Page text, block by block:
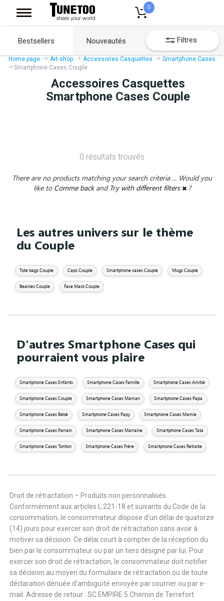
0
Bestsellers Nouveautés Filtres
Home page Art-shop Accessoires Casquettes
Smartphone Cases
Smartphone Cases Couple
Accessoires Casquettes
Smartphone Cases Couple
0 résultats trouvés
There are no products matching your search criteria ... Would you
like to Comme back and Try with different filters ?
Les autres univers sur le thème
du Couple
Tote bags Couple Caps Couple Smartphone cases Couple Mugs Couple
Beanies Couple Face Mask Couple
D'autres Smartphone Cases qui
pourraient vous plaire
Smartphone Cases Enfants Smartphone Cases Famille Smartphone Cases Amitié
Smartphone Cases Couple Smartphone Cases Maman Smartphone Cases Papa
Smartphone Cases Bébé Smartphone Cases Papy Smartphone Cases Mamie
Smartphone Cases Parrain Smartphone Cases Marraine Smartphone Cases Tata
Smartphone Cases Tonton Smartphone Cases Frère Smartphone Cases Retraite
Droit de rétractation – Produits non personnalisés
Conformément aux articles L.221-18 et suivants du Code de la
consommation, le consommateur dispose d’un délai de quatorze
(14) jours pour exercer son droit de rétractation sans avoir à
motiver sa décision. Ce délai court à compter de la réception du
bien par le consommateur ou par un tiers désigné par lui. Pour
exercer son droit de rétractation, le consommateur doit notifier
sa décision au moyen du formulaire de rétractation ou de toute
déclaration dénuée d’ambiguïté envoyée par courrier ou par e-
mail. Adresse de retour : SC EMPIRE 5 Chemin de Terrefort